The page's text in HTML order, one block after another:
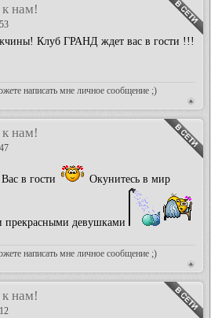
нам!
Клуб ГРАНД ждет вас в гости !!!
написать мне личное сообщение ;)
нам!
в гости Окунитесь в мир
девушками
написать мне личное сообщение ;)
нам!